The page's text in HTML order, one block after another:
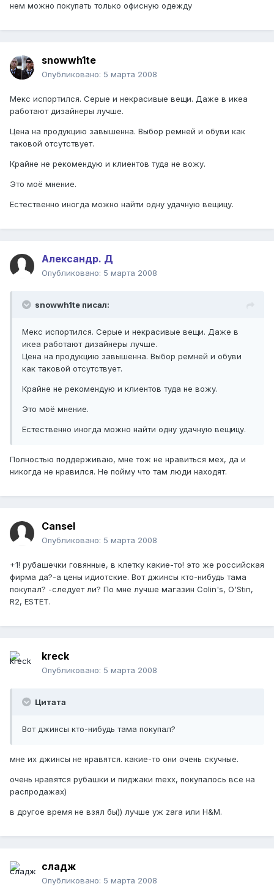
нем можно покупать только офисную одежду
snowwh1te
Опубликовано: 5 марта 2008
Мекс испортился. Серые и некрасивые вещи. Даже в икеа
работают дизайнеры лучше.
Цена на продукцию завышенна. Выбор ремней и обуви как
таковой отсутствует.
Крайне не рекомендую и клиентов туда не вожу.
Это моё мнение.
Естественно иногда можно найти одну удачную вещицу.
Александр. Д
Опубликовано: 5 марта 2008
snowwh1te писал:
Мекс испортился. Серые и некрасивые вещи. Даже в
икеа работают дизайнеры лучше.
Цена на продукцию завышенна. Выбор ремней и обуви
как таковой отсутствует.
Крайне не рекомендую и клиентов туда не вожу.
Это моё мнение.
Естественно иногда можно найти одну удачную вещицу.
Полностью поддерживаю, мне тож не нравиться мех, да и
никогда не нравился. Не пойму что там люди находят.
Cansel
Опубликовано: 5 марта 2008
+1! рубашечки говянные, в клетку какие-то! это же российская
фирма да?-а цены идиотские. Вот джинсы кто-нибудь тама
покупал? -следует ли? По мне лучше магазин Colin's, O'Stin,
R2, ESTET.
kreck
Опубликовано: 5 марта 2008
Цитата
Вот джинсы кто-нибудь тама покупал?
мне их джинсы не нравятся. какие-то они очень скучные.
очень нравятся рубашки и пиджаки mexx, покупалось все на
распродажах)
в другое время не взял бы)) лучше уж zara или H&M.
сладж
Опубликовано: 5 марта 2008